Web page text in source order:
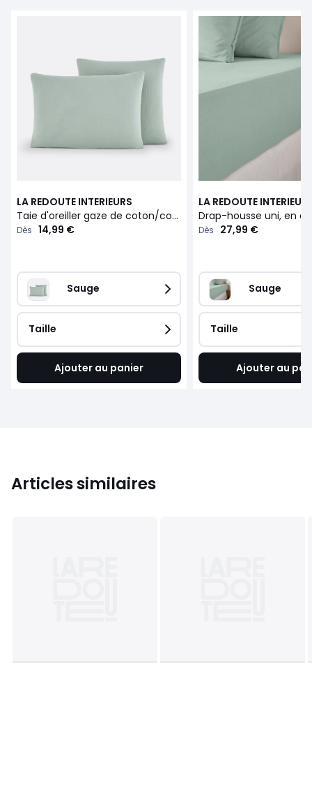
LA REDOUTE INTERIEURS
Taie d'oreiller gaze de coton/coton lavé, KUMCO
Dès 14,99 €
Sauge
Taille
Ajouter au panier
LA REDOUTE
Dès 27,99 €
Sauge
Taille
Ajouter au
Articles similaires